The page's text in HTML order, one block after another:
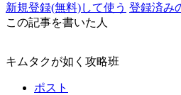
新規登録(無料)して使う 登録済み
この記事を書いた人
キムタクが如く攻略班
ポスト